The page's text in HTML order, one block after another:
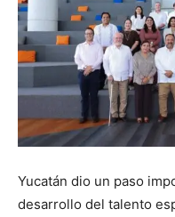
Yucatán dio un paso
desarrollo del talento